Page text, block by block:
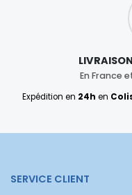
En France
Expédition en 24h en
SERVICE CLIENT